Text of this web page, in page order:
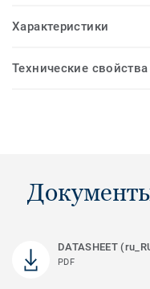
Характеристики
Технические свойства
DATASHEET
PDF